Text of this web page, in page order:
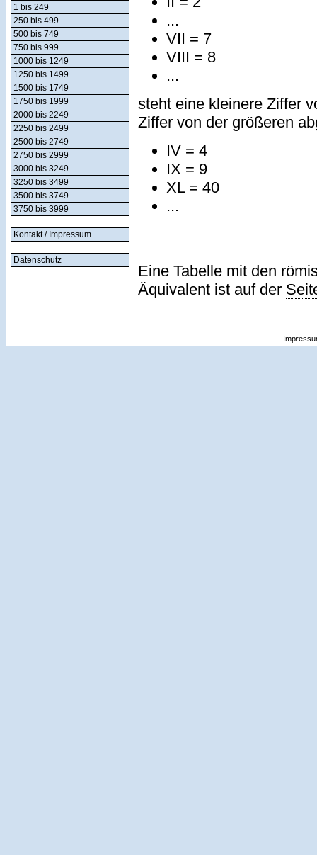
1 bis 249
250 bis 499
500 bis 749
750 bis 999
1000 bis 1249
1250 bis 1499
1500 bis 1749
1750 bis 1999
2000 bis 2249
2250 bis 2499
2500 bis 2749
2750 bis 2999
3000 bis 3249
3250 bis 3499
3500 bis 3749
3750 bis 3999
Kontakt / Impressum
Datenschutz
...
VII = 7
VIII = 8
...
steht eine kleinere Ziffer
Ziffer von der größeren
IV = 4
IX = 9
XL = 40
...
Eine Tabelle mit den
Äquivalent ist auf der